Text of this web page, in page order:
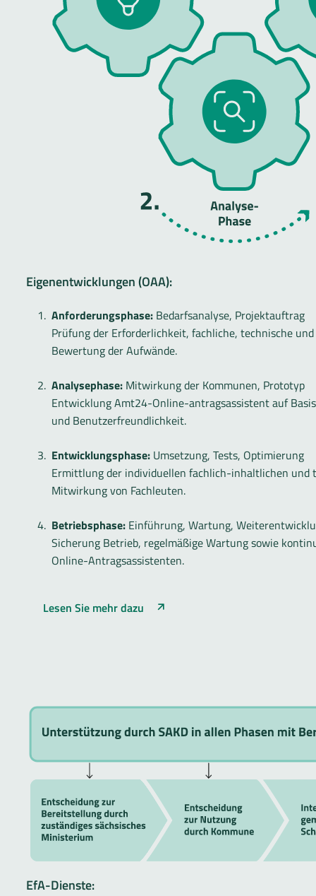
Eigenentwicklungen (OAA):
Anforderungsphase: Bedarfsanalyse, Projektauftrag
Prüfung der Erforderlichkeit, fachliche, technische
Bewertung der Aufwände.
Analysephase: Mitwirkung der Kommunen, Prototyp
Entwicklung Amt24-Online-antragsassistent auf
und Benutzerfreundlichkeit.
Entwicklungsphase: Umsetzung, Tests, Optimierung
Ermittlung der individuellen fachlich-inhaltlichen und
Mitwirkung von Fachleuten.
Betriebsphase: Einführung, Wartung,
Sicherung Betrieb, regelmäßige Wartung sowie
Online-Antragsassistenten.
Lesen Sie mehr dazu
EfA-Dienste: